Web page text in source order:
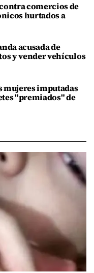
comercios de
hurtados a
acusada de
y vender vehículos
mujeres imputadas
"premiados" de